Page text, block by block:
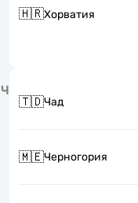
🇭🇷Хорватия
Ч
🇹🇩Чад
🇲🇪Черногория